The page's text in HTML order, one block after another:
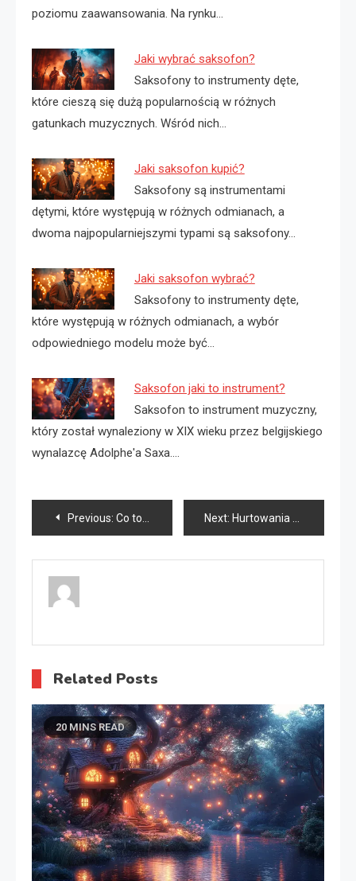
poziomu zaawansowania. Na rynku…
Jaki wybrać saksofon?
Saksofony to instrumenty dęte,
które cieszą się dużą popularnością w różnych
gatunkach muzycznych. Wśród nich…
Jaki saksofon kupić?
Saksofony są instrumentami
dętymi, które występują w różnych odmianach, a
dwoma najpopularniejszymi typami są saksofony…
Jaki saksofon wybrać?
Saksofony to instrumenty dęte,
które występują w różnych odmianach, a wybór
odpowiedniego modelu może być…
Saksofon jaki to instrument?
Saksofon to instrument muzyczny,
który został wynaleziony w XIX wieku przez belgijskiego
wynalazcę Adolphe'a Saxa.…
Nawigacja
wpisu
Previous: Co to znaczy saksofon? Next: Hurtowania podologiczna
Related Posts
20 MINS READ